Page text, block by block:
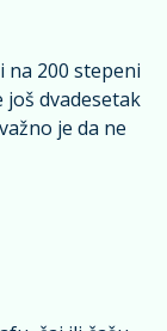
200 stepeni
dvadesetak
je da ne